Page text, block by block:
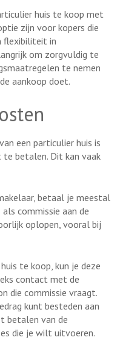
huis te koop met
zijn voor kopers die
flexibiliteit in
om zorgvuldig te
te nemen
aankoop doet.
een particulier huis is
betalen. Dit kan vaak
betaal je meestal
commissie aan de
oplopen, vooral bij
te koop, kun je deze
contact met de
die commissie vraagt.
kunt besteden aan
betalen van de
die je wilt uitvoeren.